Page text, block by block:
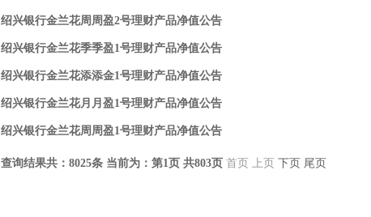
查询结果共： 8025条 当前为：第1页 共803页 首页 上页 下页 尾页
绍兴银行金兰花周周盈2号理财产品净值公告
绍兴银行金兰花季季盈1号理财产品净值公告
绍兴银行金兰花添添金1号理财产品净值公告
绍兴银行金兰花月月盈1号理财产品净值公告
绍兴银行金兰花周周盈1号理财产品净值公告